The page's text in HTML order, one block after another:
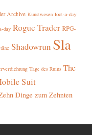
Archive Kunstwesen loot-a-day
day Rogue Trader RPG-
Shadowrun Sla
Tage des Ruins The
Suit
Dinge zum Zehnten